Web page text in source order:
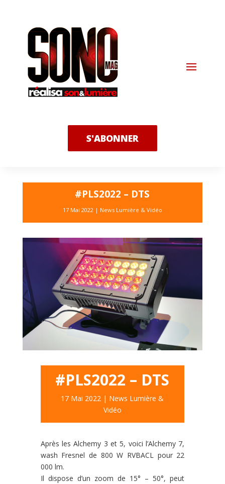
S'ABONNER
#PLS2022 – DTS
17 Mai 2022 | News Lumière & Vidéo
#PLS2022 – DTS
17 Mai 2022 | News Lumière &
Vidéo
Après les Alchemy 3 et 5, voici l’Alchemy 7,
wash Fresnel de 800 W RVBACL pour 22
000 lm.
Il dispose d’un zoom de 15° – 50°, peut